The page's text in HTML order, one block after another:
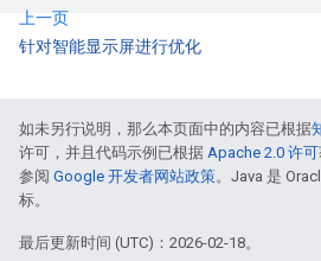
上一页
针对智能显示屏进行优化
如未另行说明，那么本页面中的内容已根据
许可，并且代码示例已根据 Apache 2.0 许可
参阅 Google 开发者网站政策。Java 是
标。
最后更新时间 (UTC)：2026-02-18。